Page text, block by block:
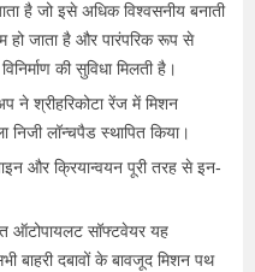
है जो इसे अधिक विश्वसनीय बनाती
जाता है और पारंपरिक रूप से
की सुविधा मिलती है।
ने श्रीहरिकोटा रेंज में मिशन
लॉन्चपैड स्थापित किया।
और क्रियान्वयन पूरी तरह से इन-
ऑटोपायलट सॉफ्टवेयर यह
बाहरी दबावों के बावजूद मिशन पथ